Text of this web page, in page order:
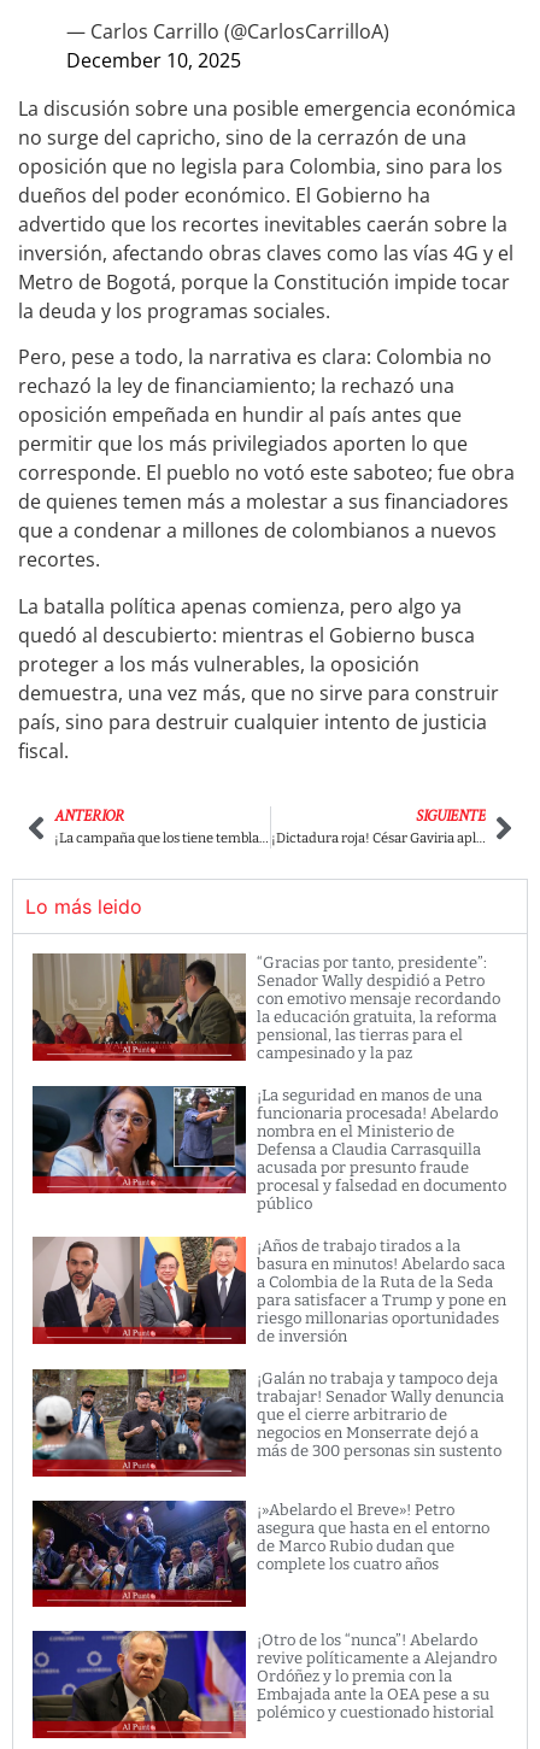
— Carlos Carrillo (@CarlosCarrilloA)
December 10, 2025
La discusión sobre una posible emergencia económica
no surge del capricho, sino de la cerrazón de una
oposición que no legisla para Colombia, sino para los
dueños del poder económico. El Gobierno ha
advertido que los recortes inevitables caerán sobre la
inversión, afectando obras claves como las vías 4G y el
Metro de Bogotá, porque la Constitución impide tocar
la deuda y los programas sociales.
Pero, pese a todo, la narrativa es clara: Colombia no
rechazó la ley de financiamiento; la rechazó una
oposición empeñada en hundir al país antes que
permitir que los más privilegiados aporten lo que
corresponde. El pueblo no votó este saboteo; fue obra
de quienes temen más a molestar a sus financiadores
que a condenar a millones de colombianos a nuevos
recortes.
La batalla política apenas comienza, pero algo ya
quedó al descubierto: mientras el Gobierno busca
proteger a los más vulnerables, la oposición
demuestra, una vez más, que no sirve para construir
país, sino para destruir cualquier intento de justicia
fiscal.
ANTERIOR
¡La campaña que los tiene temblando! Cepeda revela que el pueblo lo impulsa mientras sus rivales queman millones
SIGUIENTE
¡Dictadura roja! César Gaviria aplasta a quienes lo critican, niega avales al congreso y convierte al Partido Liberal en su finca familiar
Lo más leido
“Gracias por tanto, presidente”:
Senador Wally despidió a Petro
con emotivo mensaje recordando
la educación gratuita, la reforma
pensional, las tierras para el
campesinado y la paz
¡La seguridad en manos de una
funcionaria procesada! Abelardo
nombra en el Ministerio de
Defensa a Claudia Carrasquilla
acusada por presunto fraude
procesal y falsedad en documento
público
¡Años de trabajo tirados a la
basura en minutos! Abelardo saca
a Colombia de la Ruta de la Seda
para satisfacer a Trump y pone en
riesgo millonarias oportunidades
de inversión
¡Galán no trabaja y tampoco deja
trabajar! Senador Wally denuncia
que el cierre arbitrario de
negocios en Monserrate dejó a
más de 300 personas sin sustento
¡»Abelardo el Breve»! Petro
asegura que hasta en el entorno
de Marco Rubio dudan que
complete los cuatro años
¡Otro de los “nunca”! Abelardo
revive políticamente a Alejandro
Ordóñez y lo premia con la
Embajada ante la OEA pese a su
polémico y cuestionado historial